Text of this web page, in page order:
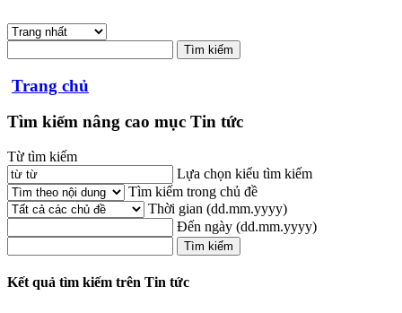
Trang chủ
Tìm kiếm nâng cao mục Tin tức
Từ tìm kiếm
Lựa chọn kiểu tìm kiếm
Tìm kiếm trong chủ đề
Thời gian (dd.mm.yyyy)
Đến ngày (dd.mm.yyyy)
Kết quả tìm kiếm trên Tin tức